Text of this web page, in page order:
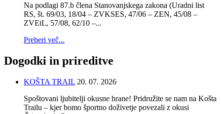
Na podlagi 87.b člena Stanovanjskega zakona (Uradni list
RS, št. 69/03, 18/04 – ZVKSES, 47/06 – ZEN, 45/08 –
ZVEtL, 57/08, 62/10 –...
Preberi več...
Dogodki in prireditve
KOŠTA TRAIL 20. 07. 2026
Spoštovani ljubitelji okusne hrane! Pridružite se nam na Košta
Trailu – kjer bomo športno doživetje povezali z okusi